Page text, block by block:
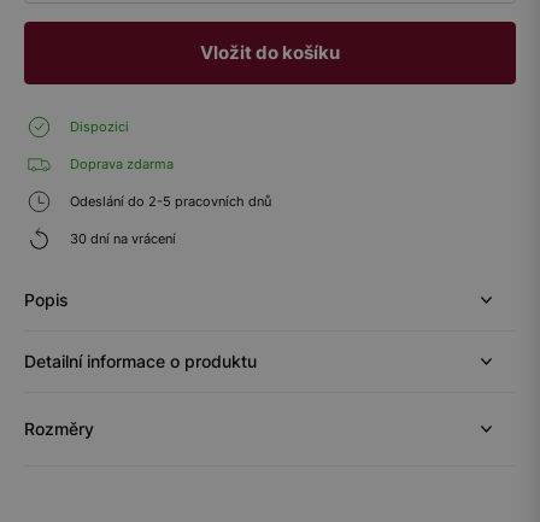
Vložit do košíku
Dispozici
Doprava zdarma
Odeslání do 2-5 pracovních dnů
30 dní na vrácení
Popis
Detailní informace o produktu
Rozměry